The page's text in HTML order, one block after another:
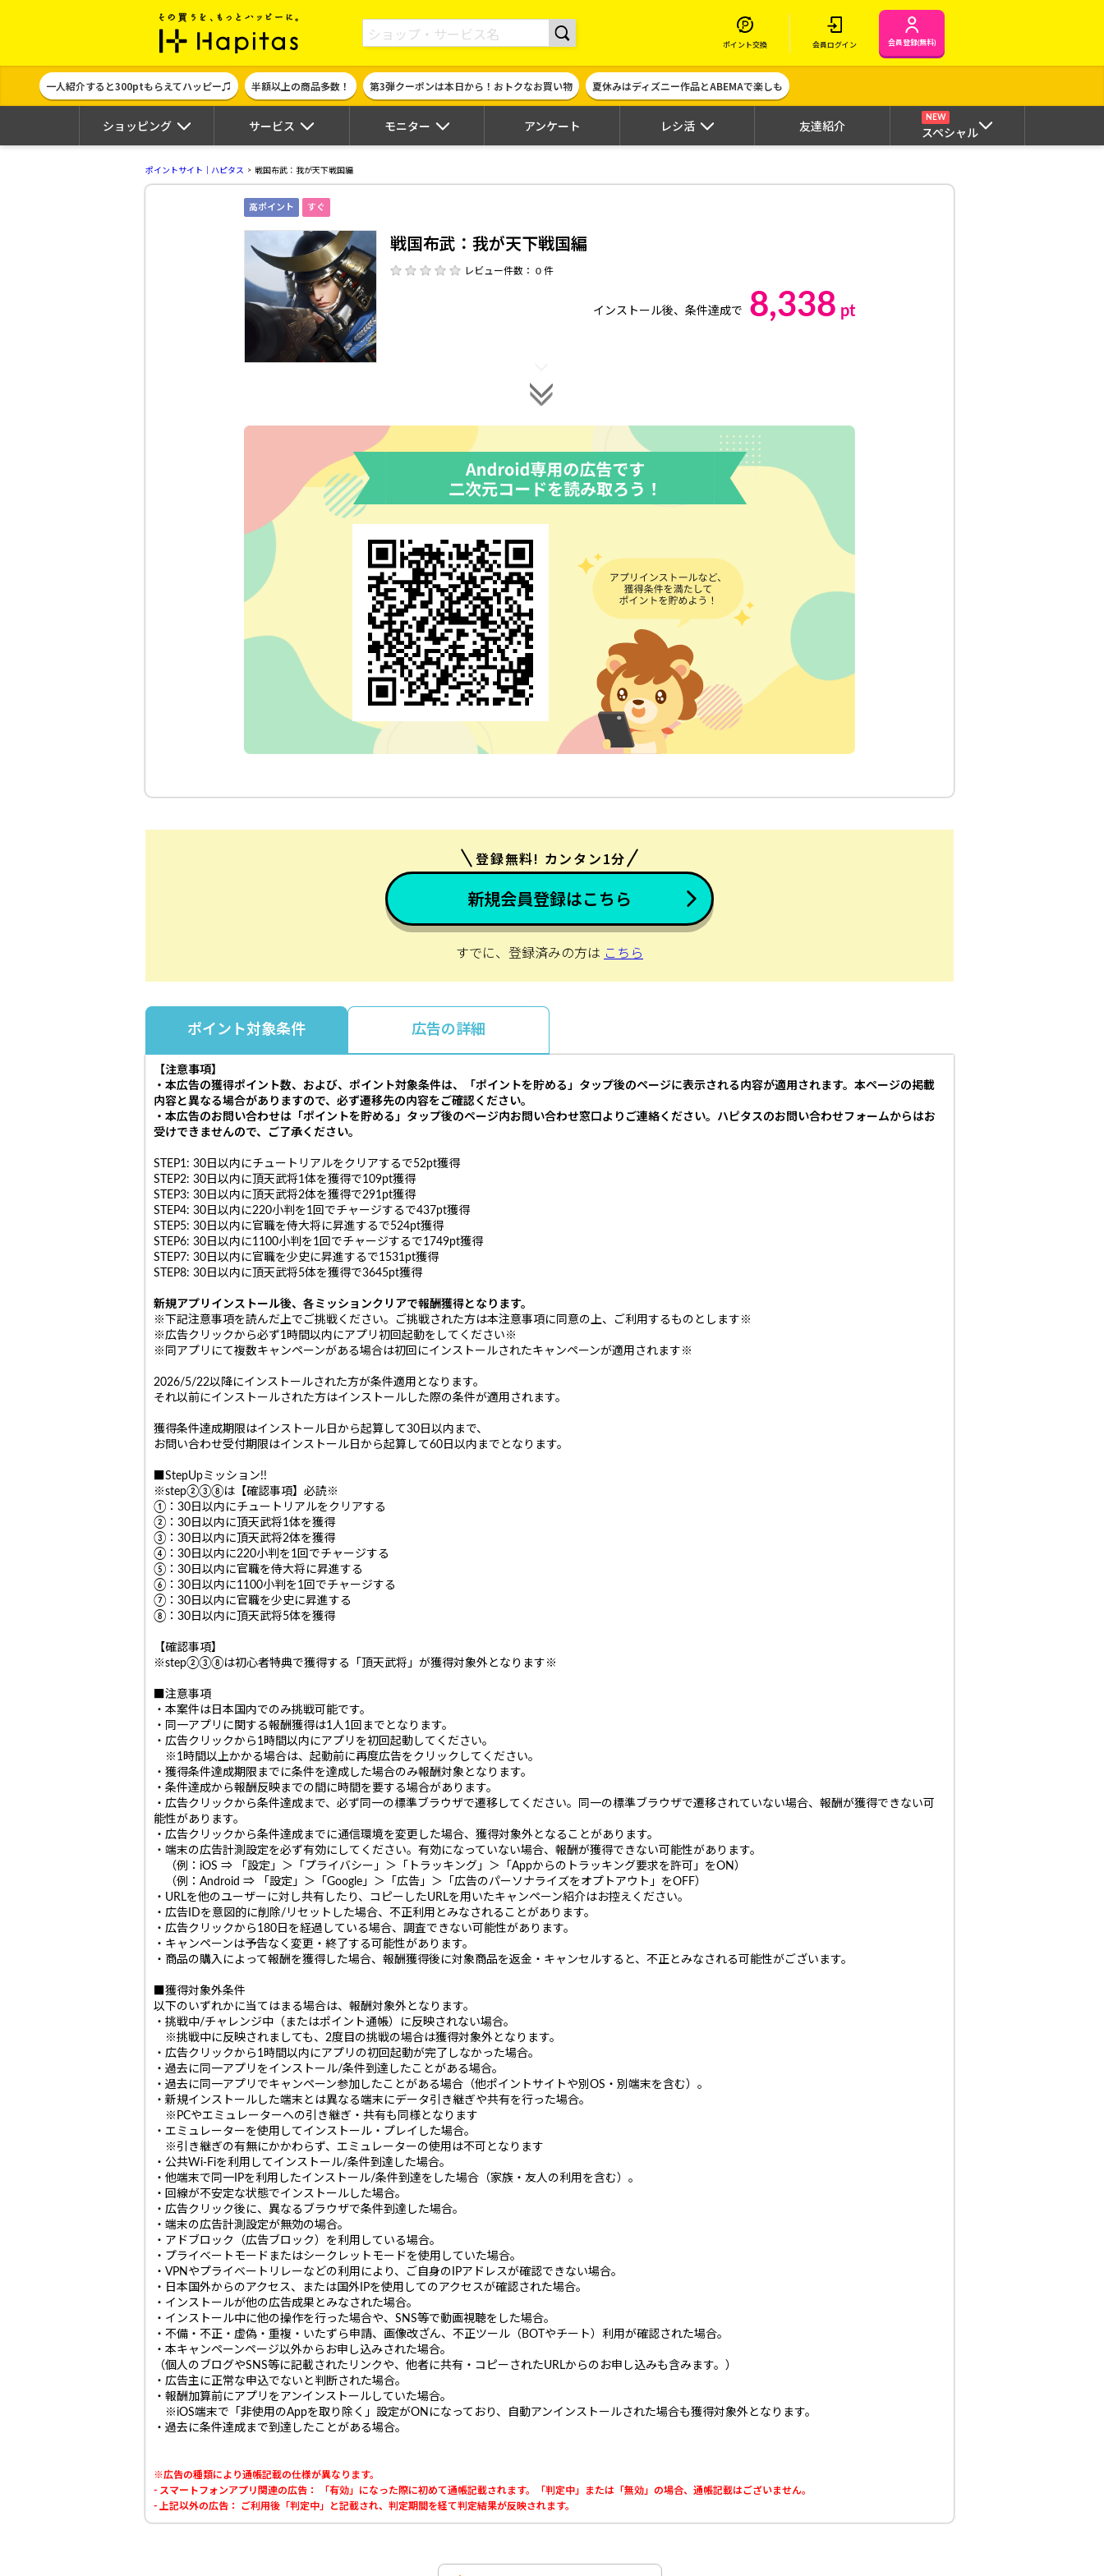
ポイント貯めて現金やギフト券に交換できるポイントサイト | ハピタス
ポイント交換 会員ログイン 会員登録(無料)
一人紹介すると300ptもらえてハッピー♫ 半額以上の商品多数！ 第3弾クーポンは本日から！おトクなお買い物 夏休みはディズニー作品とABEMAで楽しも
ショッピング サービス モニター アンケート レシ活 友達紹介
NEW
スペシャル
ポイントサイト｜ハピタス 戦国布武：我が天下戦国編
高ポイント すぐ
戦国布武：我が天下戦国編
レビュー件数： 0 件
インストール後、条件達成で 8,338 pt
登録無料! カンタン1分
新規会員登録はこちら
すでに、登録済みの方は こちら
ポイント対象条件 広告の詳細
【注意事項】
・本広告の獲得ポイント数、および、ポイント対象条件は、「ポイントを貯める」タップ後のページに表示される内容が適用されます。本ページの掲載
内容と異なる場合がありますので、必ず遷移先の内容をご確認ください。
・本広告のお問い合わせは「ポイントを貯める」タップ後のページ内お問い合わせ窓口よりご連絡ください。ハピタスのお問い合わせフォームからはお
受けできませんので、ご了承ください。
STEP1: 30日以内にチュートリアルをクリアするで52pt獲得
STEP2: 30日以内に頂天武将1体を獲得で109pt獲得
STEP3: 30日以内に頂天武将2体を獲得で291pt獲得
STEP4: 30日以内に220小判を1回でチャージするで437pt獲得
STEP5: 30日以内に官職を侍大将に昇進するで524pt獲得
STEP6: 30日以内に1100小判を1回でチャージするで1749pt獲得
STEP7: 30日以内に官職を少史に昇進するで1531pt獲得
STEP8: 30日以内に頂天武将5体を獲得で3645pt獲得
新規アプリインストール後、各ミッションクリアで報酬獲得となります。
※下記注意事項を読んだ上でご挑戦ください。ご挑戦された方は本注意事項に同意の上、ご利用するものとします※
※広告クリックから必ず1時間以内にアプリ初回起動をしてください※
※同アプリにて複数キャンペーンがある場合は初回にインストールされたキャンペーンが適用されます※
2026/5/22以降にインストールされた方が条件適用となります。
それ以前にインストールされた方はインストールした際の条件が適用されます。
獲得条件達成期限はインストール日から起算して30日以内まで、
お問い合わせ受付期限はインストール日から起算して60日以内までとなります。
■StepUpミッション!!
※step②③⑧は【確認事項】必読※
①：30日以内にチュートリアルをクリアする
②：30日以内に頂天武将1体を獲得
③：30日以内に頂天武将2体を獲得
④：30日以内に220小判を1回でチャージする
⑤：30日以内に官職を侍大将に昇進する
⑥：30日以内に1100小判を1回でチャージする
⑦：30日以内に官職を少史に昇進する
⑧：30日以内に頂天武将5体を獲得
【確認事項】
※step②③⑧は初心者特典で獲得する「頂天武将」が獲得対象外となります※
■注意事項
・本案件は日本国内でのみ挑戦可能です。
・同一アプリに関する報酬獲得は1人1回までとなります。
・広告クリックから1時間以内にアプリを初回起動してください。
※1時間以上かかる場合は、起動前に再度広告をクリックしてください。
・獲得条件達成期限までに条件を達成した場合のみ報酬対象となります。
・条件達成から報酬反映までの間に時間を要する場合があります。
・広告クリックから条件達成まで、必ず同一の標準ブラウザで遷移してください。同一の標準ブラウザで遷移されていない場合、報酬が獲得できない可
能性があります。
・広告クリックから条件達成までに通信環境を変更した場合、獲得対象外となることがあります。
・端末の広告計測設定を必ず有効にしてください。有効になっていない場合、報酬が獲得できない可能性があります。
（例：iOS ⇒ 「設定」＞「プライバシー」＞「トラッキング」＞「Appからのトラッキング要求を許可」をON）
（例：Android ⇒ 「設定」＞「Google」＞「広告」＞「広告のパーソナライズをオプトアウト」をOFF）
・URLを他のユーザーに対し共有したり、コピーしたURLを用いたキャンペーン紹介はお控えください。
・広告IDを意図的に削除/リセットした場合、不正利用とみなされることがあります。
・広告クリックから180日を経過している場合、調査できない可能性があります。
・キャンペーンは予告なく変更・終了する可能性があります。
・商品の購入によって報酬を獲得した場合、報酬獲得後に対象商品を返金・キャンセルすると、不正とみなされる可能性がございます。
■獲得対象外条件
以下のいずれかに当てはまる場合は、報酬対象外となります。
・挑戦中/チャレンジ中（またはポイント通帳）に反映されない場合。
※挑戦中に反映されましても、2度目の挑戦の場合は獲得対象外となります。
・広告クリックから1時間以内にアプリの初回起動が完了しなかった場合。
・過去に同一アプリをインストール/条件到達したことがある場合。
・過去に同一アプリでキャンペーン参加したことがある場合（他ポイントサイトや別OS・別端末を含む）。
・新規インストールした端末とは異なる端末にデータ引き継ぎや共有を行った場合。
※PCやエミュレーターへの引き継ぎ・共有も同様となります
・エミュレーターを使用してインストール・プレイした場合。
※引き継ぎの有無にかかわらず、エミュレーターの使用は不可となります
・公共Wi-Fiを利用してインストール/条件到達した場合。
・他端末で同一IPを利用したインストール/条件到達をした場合（家族・友人の利用を含む）。
・回線が不安定な状態でインストールした場合。
・広告クリック後に、異なるブラウザで条件到達した場合。
・端末の広告計測設定が無効の場合。
・アドブロック（広告ブロック）を利用している場合。
・プライベートモードまたはシークレットモードを使用していた場合。
・VPNやプライベートリレーなどの利用により、ご自身のIPアドレスが確認できない場合。
・日本国外からのアクセス、または国外IPを使用してのアクセスが確認された場合。
・インストールが他の広告成果とみなされた場合。
・インストール中に他の操作を行った場合や、SNS等で動画視聴をした場合。
・不備・不正・虚偽・重複・いたずら申請、画像改ざん、不正ツール（BOTやチート）利用が確認された場合。
・本キャンペーンページ以外からお申し込みされた場合。
（個人のブログやSNS等に記載されたリンクや、他者に共有・コピーされたURLからのお申し込みも含みます。）
・広告主に正常な申込でないと判断された場合。
・報酬加算前にアプリをアンインストールしていた場合。
※iOS端末で「非使用のAppを取り除く」設定がONになっており、自動アンインストールされた場合も獲得対象外となります。
・過去に条件達成まで到達したことがある場合。
※広告の種類により通帳記載の仕様が異なります。
- スマートフォンアプリ関連の広告： 「有効」になった際に初めて通帳記載されます。「判定中」または「無効」の場合、通帳記載はございません。
- 上記以外の広告： ご利用後「判定中」と記載され、判定期間を経て判定結果が反映されます。